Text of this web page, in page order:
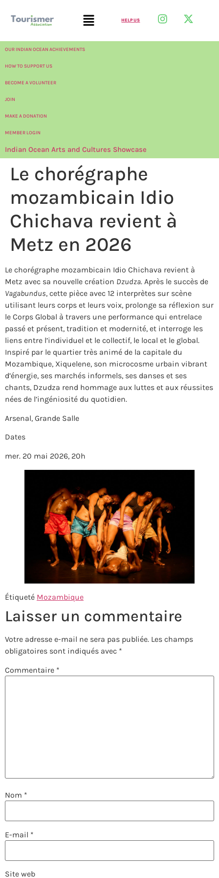
HELP US
OUR INDIAN OCEAN ACHIEVEMENTS
HOW TO SUPPORT US
BECOME A VOLUNTEER
JOIN
MAKE A DONATION
MEMBER LOGIN
Indian Ocean Arts and Cultures Showcase
Le chorégraphe
mozambicain Idio
Chichava revient à
Metz en 2026
Le chorégraphe mozambicain Idio Chichava revient à
Metz avec sa nouvelle création Dzudza. Après le succès de
Vagabundus, cette pièce avec 12 interprètes sur scène
utilisant leurs corps et leurs voix, prolonge sa réflexion sur
le Corps Global à travers une performance qui entrelace
passé et présent, tradition et modernité, et interroge les
liens entre l’individuel et le collectif, le local et le global.
Inspiré par le quartier très animé de la capitale du
Mozambique, Xiquelene, son microcosme urbain vibrant
d’énergie, ses marchés informels, ses danses et ses
chants, Dzudza rend hommage aux luttes et aux réussites
nées de l’ingéniosité du quotidien.
Arsenal, Grande Salle
Dates
mer. 20 mai 2026, 20h
Étiqueté Mozambique
Laisser un commentaire
Votre adresse e-mail ne sera pas publiée. Les champs
obligatoires sont indiqués avec *
Commentaire *
Nom *
E-mail *
Site web